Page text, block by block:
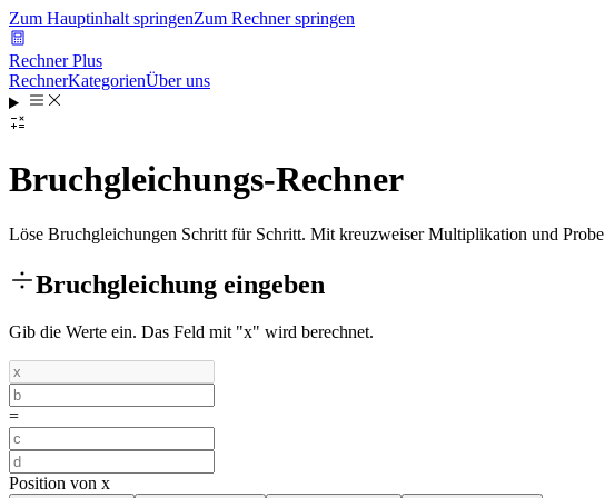
Zum Hauptinhalt springenZum Rechner springen
Rechner Plus
RechnerKategorienÜber uns
Bruchgleichungs-Rechner
Löse Bruchgleichungen Schritt für Schritt. Mit kreuzweiser Multiplikation und Probe
Bruchgleichung eingeben
Gib die Werte ein. Das Feld mit "x" wird berechnet.
=
Position von x